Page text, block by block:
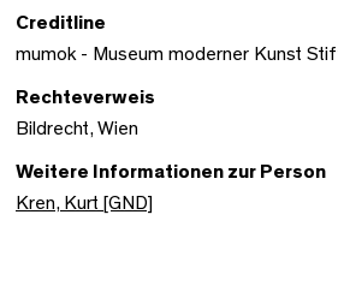
Creditline
mumok - Museum moderner Kunst
Rechteverweis
Bildrecht, Wien
Weitere Informationen zur Person
Kren, Kurt [GND]